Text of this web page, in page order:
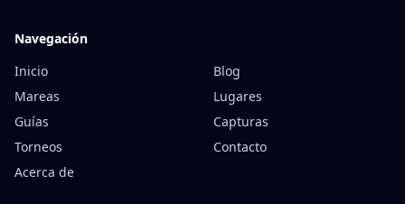
Navegación
Inicio
Blog
Mareas
Lugares
Guías
Capturas
Torneos
Contacto
Acerca de